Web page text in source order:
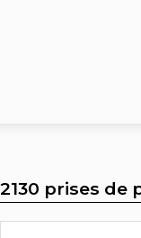
2130 prises de